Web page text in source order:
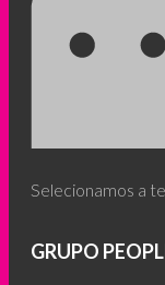
Selecionamos a
GRUPO